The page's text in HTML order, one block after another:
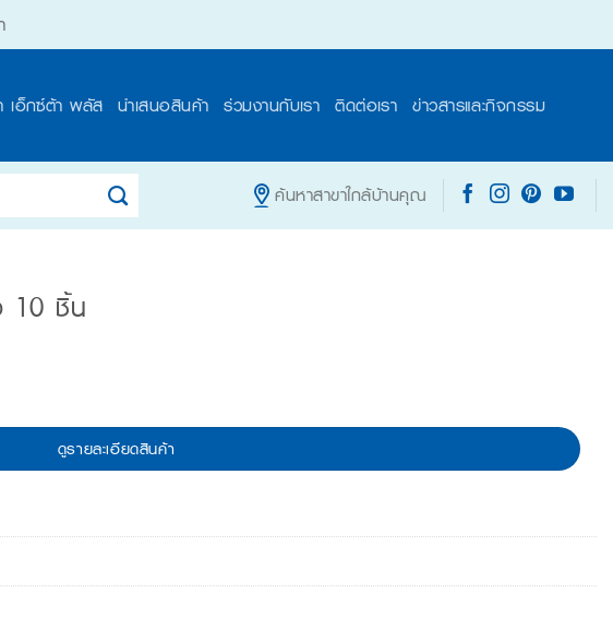
เอ็กซ์ต้า พลัส นำเสนอสินค้า ร่วมงานกับเรา ติดต่อเรา ข่าวสารและกิจกรรม
ค้นหาสาขาใกล้บ้านคุณ
10 ชิ้น
ดูรายละเอียดสินค้า